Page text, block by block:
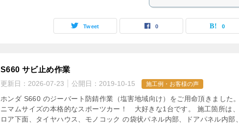
Tweet 0 0
S660 サビ止め作業
更新日： 2026-07-23 公開日： 2019-10-15 施工例・お客様の声
ホンダ S660 のジーバート防錆作業（塩害地域向け）をご用命頂きました
ニマムサイズの本格的なスポーツカー！ 大好きな1台です。 施工箇所は
ロア下面、タイヤハウス、モノコック の袋状パネル内部、ドアパネル内部